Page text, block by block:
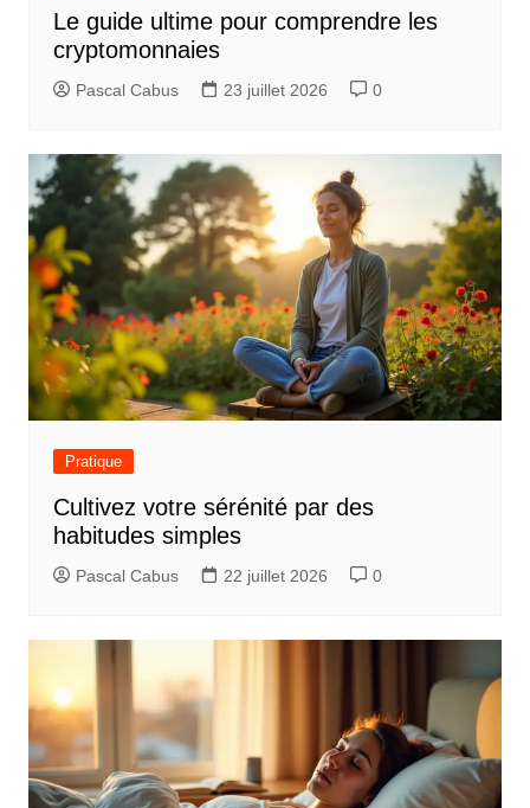
r
t
i
c
l
e
Le guide ultime pour comprendre les
cryptomonnaies
Pascal Cabus 23 juillet 2026 0
Pratique
Cultivez votre sérénité par des
habitudes simples
Pascal Cabus 22 juillet 2026 0